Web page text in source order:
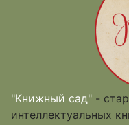
"Книжный сад" -
интеллектуальных